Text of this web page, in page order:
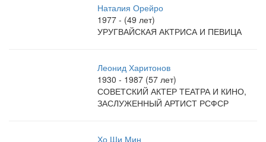
Наталия Орейро
1977 - (49 лет)
УРУГВАЙСКАЯ АКТРИСА И ПЕВИЦА
Леонид Харитонов
1930 - 1987 (57 лет)
СОВЕТСКИЙ АКТЕР ТЕАТРА И КИНО,
ЗАСЛУЖЕННЫЙ АРТИСТ РСФСР
Хо Ши Мин